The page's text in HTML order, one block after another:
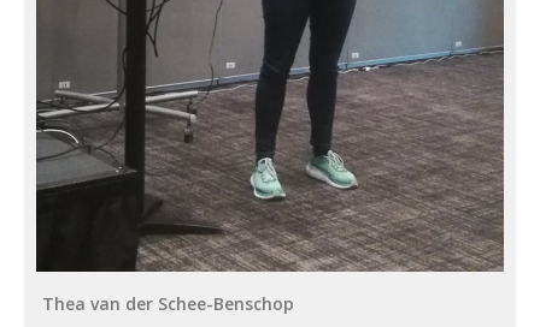
Thea van der Schee-Benschop